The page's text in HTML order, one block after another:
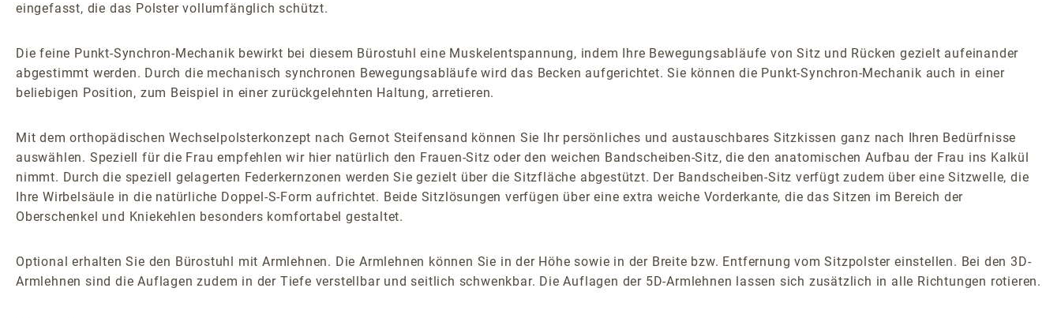
eingefasst, die das Polster vollumfänglich schützt.
Die feine Punkt-Synchron-Mechanik bewirkt bei diesem Bürostuhl eine Muskelentspannung, indem Ihre Bewegungsabläufe von Sitz und Rücken gezielt aufeinander
abgestimmt werden. Durch die mechanisch synchronen Bewegungsabläufe wird das Becken aufgerichtet. Sie können die Punkt-Synchron-Mechanik auch in einer
beliebigen Position, zum Beispiel in einer zurückgelehnten Haltung, arretieren.
Mit dem orthopädischen Wechselpolsterkonzept nach Gernot Steifensand können Sie Ihr persönliches und austauschbares Sitzkissen ganz nach Ihren Bedürfnisse
auswählen. Speziell für die Frau empfehlen wir hier natürlich den Frauen-Sitz oder den weichen Bandscheiben-Sitz, die den anatomischen Aufbau der Frau ins Kalkül
nimmt. Durch die speziell gelagerten Federkernzonen werden Sie gezielt über die Sitzfläche abgestützt. Der Bandscheiben-Sitz verfügt zudem über eine Sitzwelle, die
Ihre Wirbelsäule in die natürliche Doppel-S-Form aufrichtet. Beide Sitzlösungen verfügen über eine extra weiche Vorderkante, die das Sitzen im Bereich der
Oberschenkel und Kniekehlen besonders komfortabel gestaltet.
Optional erhalten Sie den Bürostuhl mit Armlehnen. Die Armlehnen können Sie in der Höhe sowie in der Breite bzw. Entfernung vom Sitzpolster einstellen. Bei den 3D-
Armlehnen sind die Auflagen zudem in der Tiefe verstellbar und seitlich schwenkbar. Die Auflagen der 5D-Armlehnen lassen sich zusätzlich in alle Richtungen rotieren.